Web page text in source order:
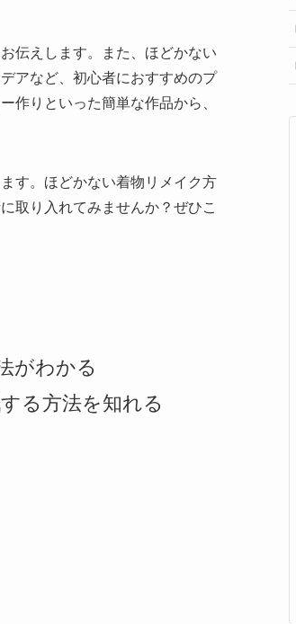
伝えします。また、ほどかない
アなど、初心者におすすめのプ
作りといった簡単な作品から、
す。ほどかない着物リメイク方
取り入れてみませんか？ぜひこ
がわかる
る方法を知れる